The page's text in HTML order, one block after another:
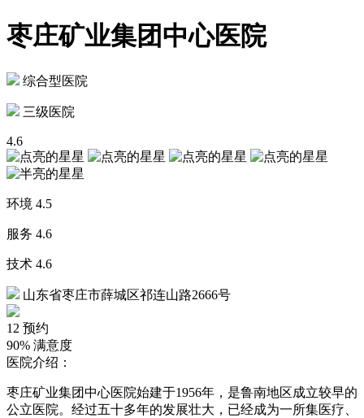
枣庄矿业集团中心医院
综合型医院
三级医院
4.6
环境 4.5
服务 4.6
技术 4.6
山东省枣庄市薛城区祁连山路2666号
12 预约
90% 满意度
医院介绍：
枣庄矿业集团中心医院始建于1956年，是鲁南地区成立较早的
公立医院。经过五十多年的发展壮大，已经成为一所集医疗、